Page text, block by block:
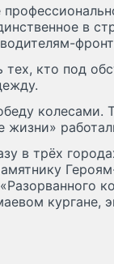
в
тех, кто под
колесами.
жизни»
в трёх
кургане,